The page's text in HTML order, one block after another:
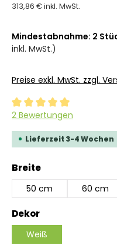
313,86 € inkl. MwSt.
Mindestabnahme: 2
inkl. MwSt.)
Preise exkl. MwSt. zzgl.
Durchschnittliche
2 Bewertungen
Lieferzeit 3-4 Wochen
Breiteauswählen
50 cm 60 cm
Dekorauswählen
Weiß